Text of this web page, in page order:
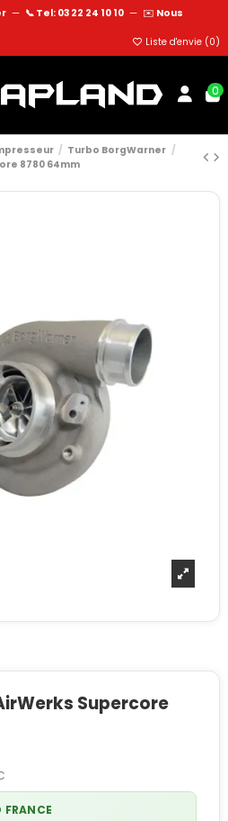
— 📞 Tel: 03 22 24 10 10 — ✉️ Nous
Liste d'envie (0)
0
Turbo BorgWarner
8780 64mm
Supercore